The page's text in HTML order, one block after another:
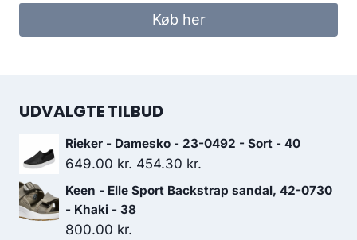
pris
pris
Køb her
UDVALGTE TILBUD
Rieker - Damesko - 23-0492 - Sort - 40
649.00kr. Den
oprindelige
454.30 kr.
aktuelle
Keen - Elle Sport Backstrap sandal, 42-0730
- Khaki - 38
800.00 kr.